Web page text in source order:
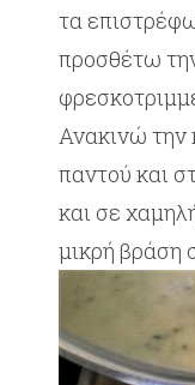
τα
προσθέτω
Ανακινώ την
παντού και
και σε
μικρή βράση